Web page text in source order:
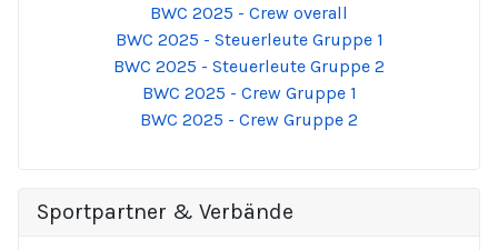
BWC 2025 - Crew overall
BWC 2025 - Steuerleute Gruppe 1
BWC 2025 - Steuerleute Gruppe 2
BWC 2025 - Crew Gruppe 1
BWC 2025 - Crew Gruppe 2
Sportpartner & Verbände